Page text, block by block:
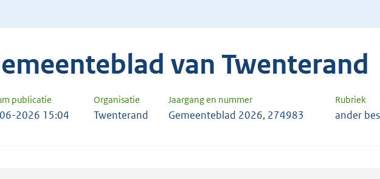
van Twenterand
publicatie Organisatie Jaargang en nummer Rubriek
2026 15:04 Twenterand Gemeenteblad 2026, 274983 ander